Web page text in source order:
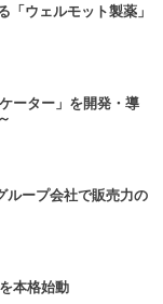
「ウェルモット製薬」
ーター」を開発・導
ループ会社で販売力の
本格始動